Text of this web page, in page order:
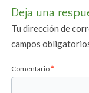
Deja una
Tu dirección de
campos
Comentario*